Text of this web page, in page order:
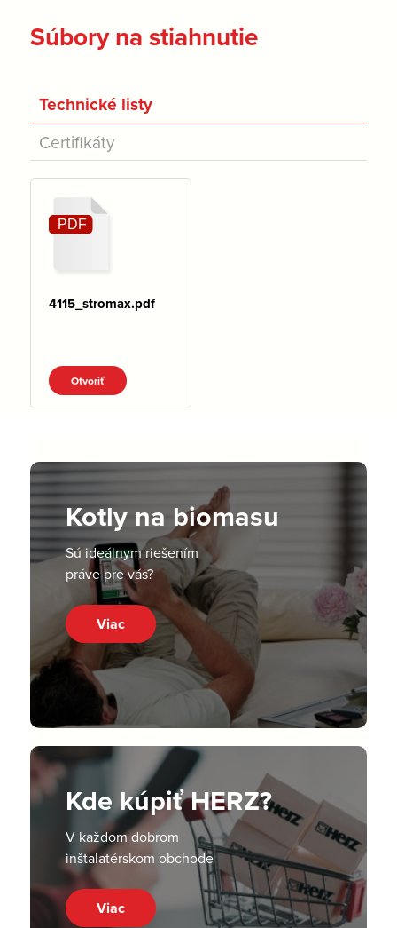
Súbory na stiahnutie
Technické listy
Certifikáty
4115_stromax.pdf
Otvoriť
Kotly na biomasu
Sú ideálnym riešením
práve pre vás?
Viac
Kde kúpiť HERZ?
V každom dobrom
inštalatérskom obchode
Viac